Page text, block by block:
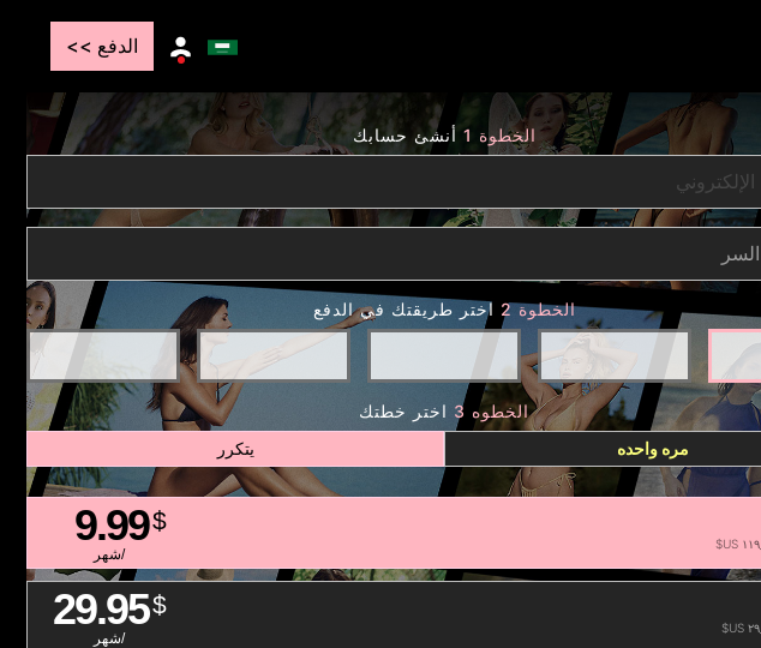
الدفع >>
الخطوة 1 أنشئ حسابك
الخطوة 2 اختر طريقتك في الدفع
الخطوه 3
اختر خطتك
يتكرر
مره واحده
$
9.99
/شهر
$
29.95
/شهر